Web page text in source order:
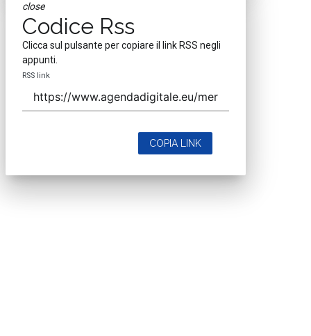
close
Codice Rss
Clicca sul pulsante per copiare il link RSS negli
appunti.
RSS link
COPIA LINK